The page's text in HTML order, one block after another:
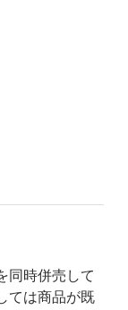
同時併売して
ては商品が既